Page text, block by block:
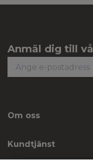
Anmäl dig till
Om oss
Kundtjänst